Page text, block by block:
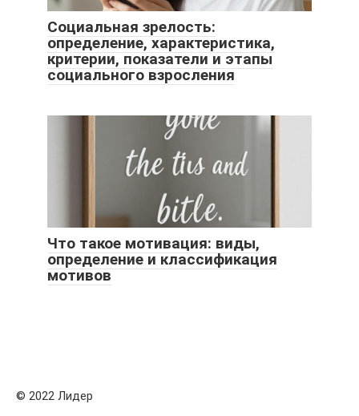
Социальная зрелость:
определение, характеристика,
критерии, показатели и этапы
социального взросления
Что такое мотивация: виды,
определение и классификация
мотивов
© 2022 Лидер